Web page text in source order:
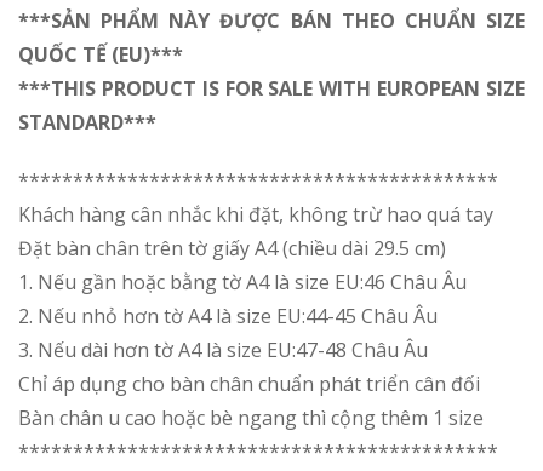
***SẢN PHẨM NÀY ĐƯỢC BÁN THEO CHUẨN SIZE
QUỐC TẾ (EU)***
***THIS PRODUCT IS FOR SALE WITH EUROPEAN SIZE
STANDARD***
********************************************
Khách hàng cân nhắc khi đặt, không trừ hao quá tay
Đặt bàn chân trên tờ giấy A4 (chiều dài 29.5 cm)
1. Nếu gần hoặc bằng tờ A4 là size EU:46 Châu Âu
2. Nếu nhỏ hơn tờ A4 là size EU:44-45 Châu Âu
3. Nếu dài hơn tờ A4 là size EU:47-48 Châu Âu
Chỉ áp dụng cho bàn chân chuẩn phát triển cân đối
Bàn chân u cao hoặc bè ngang thì cộng thêm 1 size
********************************************